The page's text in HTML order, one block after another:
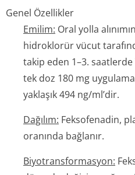
Genel Özellikler
Emilim: Oral yolla
hidroklorür vücut
takip eden 1–3.
tek doz 180 mg
yaklaşık 494 ng/ml’dir.
Dağılım: Feksofenadin,
oranında bağlanır.
Biyotransforma­syon: